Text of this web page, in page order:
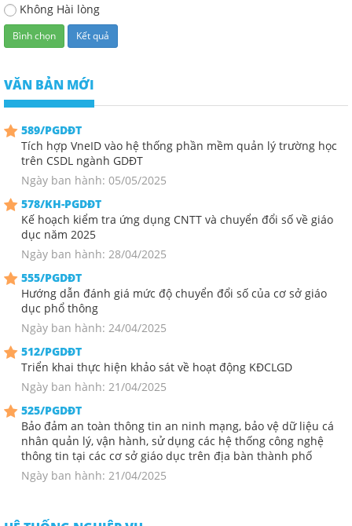
Không Hài lòng
VĂN BẢN MỚI
589/PGDĐT
Tích hợp VneID vào hệ thống phần mềm quản lý trường học
trên CSDL ngành GDĐT
Ngày ban hành: 05/05/2025
578/KH-PGDĐT
Kế hoạch kiểm tra ứng dụng CNTT và chuyển đổi số về giáo
dục năm 2025
Ngày ban hành: 28/04/2025
555/PGDĐT
Hướng dẫn đánh giá mức độ chuyển đổi số của cơ sở giáo
dục phổ thông
Ngày ban hành: 24/04/2025
512/PGDĐT
Triển khai thực hiện khảo sát về hoạt động KĐCLGD
Ngày ban hành: 21/04/2025
525/PGDĐT
Bảo đảm an toàn thông tin an ninh mạng, bảo vệ dữ liệu cá
nhân quản lý, vận hành, sử dụng các hệ thống công nghệ
thông tin tại các cơ sở giáo dục trên địa bàn thành phố
Ngày ban hành: 21/04/2025